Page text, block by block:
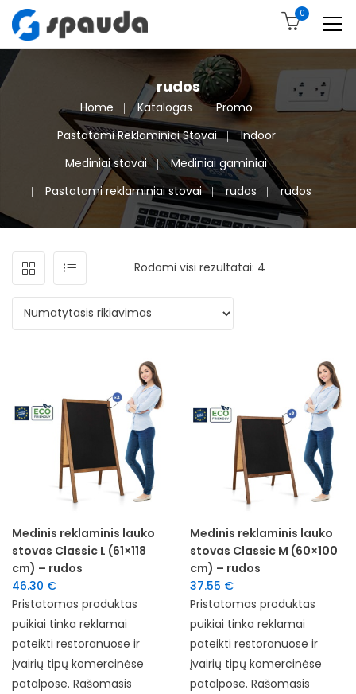
0
rudos
Home Katalogas
Promo
Pastatomi Reklaminiai Stovai
Indoor
Mediniai stovai
Mediniai gaminiai
Pastatomi reklaminiai stovai
rudos rudos
Rodomi visi rezultatai: 4
Medinis reklaminis lauko
stovas Classic L (61×118
cm) – rudos
46.30 €
Pristatomas produktas
puikiai tinka reklamai
pateikti restoranuose ir
įvairių tipų komercinėse
patalpose. Rašomasis
Medinis reklaminis lauko
stovas Classic M (60×100
cm) – rudos
37.55 €
Pristatomas produktas
puikiai tinka reklamai
pateikti restoranuose ir
įvairių tipų komercinėse
patalpose. Rašomasis